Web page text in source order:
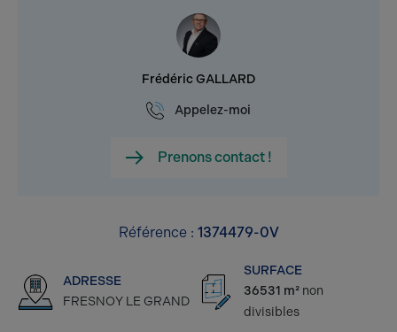
Frédéric GALLARD
Appelez-moi
Prenons contact !
Référence : 1374479-0V
ADRESSE
FRESNOY LE GRAND
SURFACE
36531 m² non
divisibles